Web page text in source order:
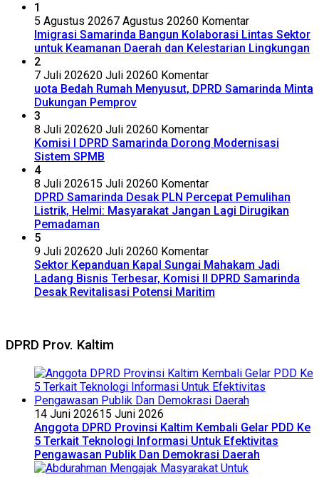
1
5 Agustus 20267 Agustus 20260 Komentar
Imigrasi Samarinda Bangun Kolaborasi Lintas Sektor
untuk Keamanan Daerah dan Kelestarian Lingkungan
2
7 Juli 202620 Juli 20260 Komentar
uota Bedah Rumah Menyusut, DPRD Samarinda Minta
Dukungan Pemprov
3
8 Juli 202620 Juli 20260 Komentar
Komisi I DPRD Samarinda Dorong Modernisasi
Sistem SPMB
4
8 Juli 202615 Juli 20260 Komentar
DPRD Samarinda Desak PLN Percepat Pemulihan
Listrik, Helmi: Masyarakat Jangan Lagi Dirugikan
Pemadaman
5
9 Juli 202620 Juli 20260 Komentar
Sektor Kepanduan Kapal Sungai Mahakam Jadi
Ladang Bisnis Terbesar, Komisi II DPRD Samarinda
Desak Revitalisasi Potensi Maritim
DPRD Prov. Kaltim
14 Juni 202615 Juni 2026
Anggota DPRD Provinsi Kaltim Kembali Gelar PDD Ke
5 Terkait Teknologi Informasi Untuk Efektivitas
Pengawasan Publik Dan Demokrasi Daerah